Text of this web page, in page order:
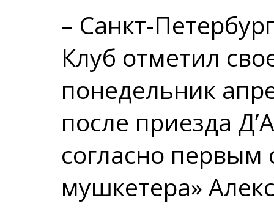
– Санкт-
Клуб отметил
понедельник
после приезда
согласно первым
мушкетера»